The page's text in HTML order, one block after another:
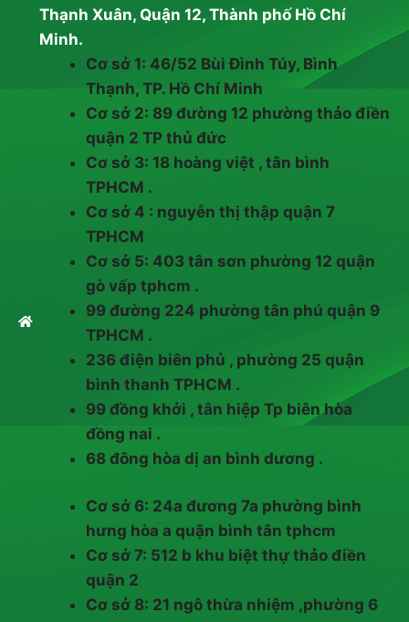
Thạnh Xuân, Quận 12, Thành phố Hồ Chí
Minh.
Cơ sở 1: 46/52 Bùi Đình Túy, Bình
Thạnh, TP. Hồ Chí Minh
Cơ sở 2: 89 đường 12 phường thảo điền
quận 2 TP thủ đức
Cơ sở 3: 18 hoàng việt , tân bình
TPHCM .
Cơ sở 4 : nguyễn thị thập quận 7
TPHCM
Cơ sở 5: 403 tân sơn phường 12 quận
gò vấp tphcm .
99 đường 224 phường tân phú quận 9
TPHCM .
236 điện biên phủ , phường 25 quận
bình thanh TPHCM .
99 đồng khởi , tân hiệp Tp biên hòa
đồng nai .
68 đông hòa dị an bình dương .
Cơ sở 6: 24a đương 7a phường bình
hưng hòa a quận bình tân tphcm
Cơ sở 7: 512 b khu biệt thự thảo điền
quận 2
Cơ sở 8: 21 ngô thừa nhiệm ,phường 6